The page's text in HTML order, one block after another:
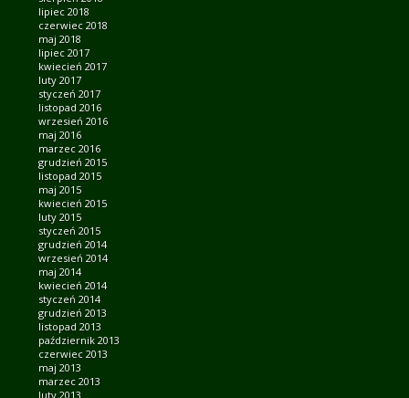
lipiec 2018
czerwiec 2018
maj 2018
lipiec 2017
kwiecień 2017
luty 2017
styczeń 2017
listopad 2016
wrzesień 2016
maj 2016
marzec 2016
grudzień 2015
listopad 2015
maj 2015
kwiecień 2015
luty 2015
styczeń 2015
grudzień 2014
wrzesień 2014
maj 2014
kwiecień 2014
styczeń 2014
grudzień 2013
listopad 2013
październik 2013
czerwiec 2013
maj 2013
marzec 2013
luty 2013